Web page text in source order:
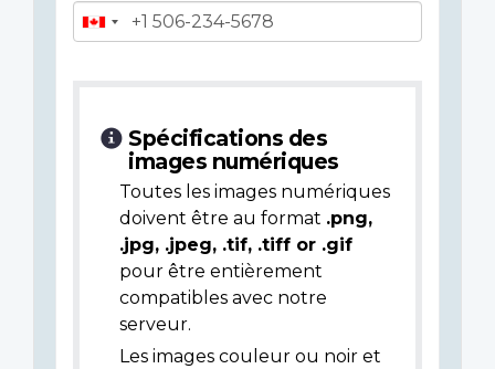
Spécifications des
images numériques
Toutes les images numériques
doivent être au format .png,
.jpg, .jpeg, .tif, .tiff or .gif
pour être entièrement
compatibles avec notre
serveur.
Les images couleur ou noir et